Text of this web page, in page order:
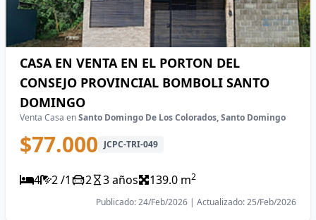
CASA EN VENTA EN EL PORTON DEL
CONSEJO PROVINCIAL BOMBOLI SANTO
DOMINGO
Venta Casa enSanto Domingo De Los Colorados, Santo Domingo
$77.000 JCPC-TRI-049
4 2 /1 2 3 años 139.0 m2
Publicado: 24/Feb/2026 | Actualizado: 25/Feb/2026